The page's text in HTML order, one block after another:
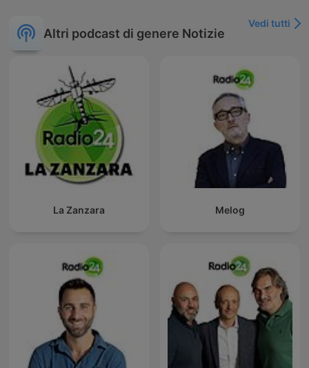
Altri podcast di genere Notizie
Vedi tutti
La Zanzara Melog